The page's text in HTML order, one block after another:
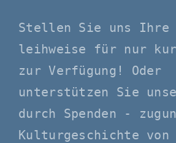
Stellen Sie uns Ihre
leihweise für nur
zur Verfügung! Oder
unterstützen Sie
durch Spenden -
Kulturgeschichte von